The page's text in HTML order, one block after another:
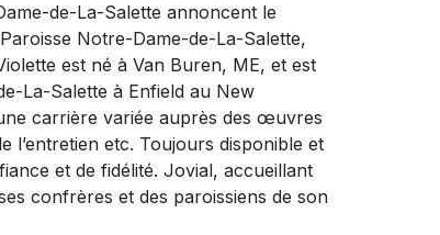
de-La-Salette annoncent le
Notre-Dame-de-La-Salette,
est né à Van Buren, ME, et est
La-Salette à Enfield au New
carrière variée auprès des œuvres
l’entretien etc. Toujours disponible et
et de fidélité. Jovial, accueillant
confrères et des paroissiens de son